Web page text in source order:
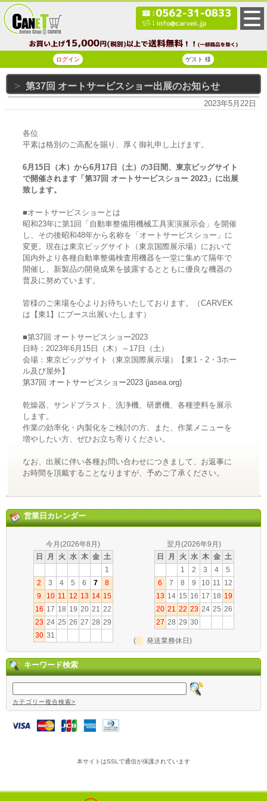
ログイン ゲスト 様
第37回 オートサービスショー出展のお知らせ
2023年5月22日
各位
平素は格別のご高配を賜り、厚く御礼申し上げます。
6月15日（木）から6月17日（土）の3日間、東京ビッグサイト
で開催されます「第37回 オートサービスショー 2023」に出展
致します。
■オートサービスショーとは
昭和23年に第1回「自動車整備用機械工具実演展示会」を開催
し、その後昭和48年から名称を「オートサービスショー」に
変更。現在は東京ビッグサイト（東京国際展示場）において
国内外より各種自動車整備検査用機器を一堂に集めて隔年で
開催し、新製品の開発成果を披露するとともに優良な機器の
普及に努めています。
皆様のご来場を心よりお待ちいたしております。（CARVEK
は【東1】にブース出展いたします）
■第37回 オートサービスショー2023
日時：2023年6月15日（木）～17日（土）
会場：東京ビッグサイト（東京国際展示場）【東1・2・3ホー
ル及び屋外】
第37回 オートサービスショー2023 (jasea.org)
乾燥器、サンドブラスト、洗浄機、研磨機、各種塗料を展示
します。
作業の効率化・内製化をご検討の方、また、作業メニューを
増やしたい方、ぜひお立ち寄りください。
なお、出展に伴い各種お問い合わせにつきまして、お返事に
お時間を頂戴することなりますが、予めご了承ください。
営業日カレンダー
今月(2026年8月)
日
月 火 水 木 金 土
1
2
3 4 5 6 7
8
9
10 11 12 13 14 15
16 17 18 19 20 21 22
23 24 25 26 27 28 29
30 31
翌月(2026年9月)
日
月 火 水 木 金 土
1
2 3 4
5
6
7 8 9 10 11 12
13 14 15 16 17 18 19
20 21 22 23 24 25 26
27 28 29 30
( 発送業務休日)
キーワード検索
カテゴリー複合検索>
本サイトはSSLで通信が保護されています